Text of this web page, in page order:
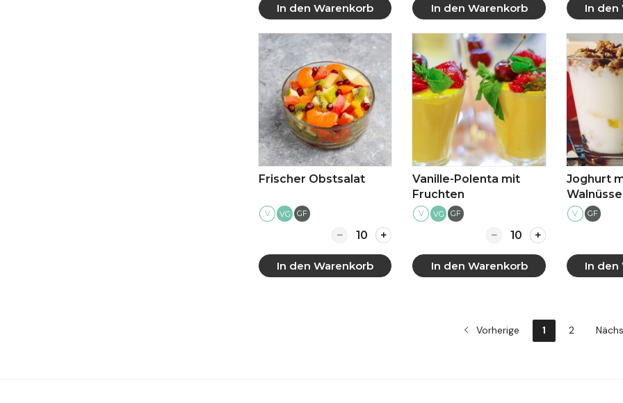
Mehr anzeigen
In den Warenkorb
Mehr anzeigen
In den Warenkorb
Mehr
In den
Frischer Obstsalat
V VG GF
Quantity for Frischer Obstsalat
In den Warenkorb
Vanille-Polenta mit
Fruchten
V VG GF
Quantity for Vanille-
In den Warenkorb
Joghurt
V GF
In den
Vorherige 1 2